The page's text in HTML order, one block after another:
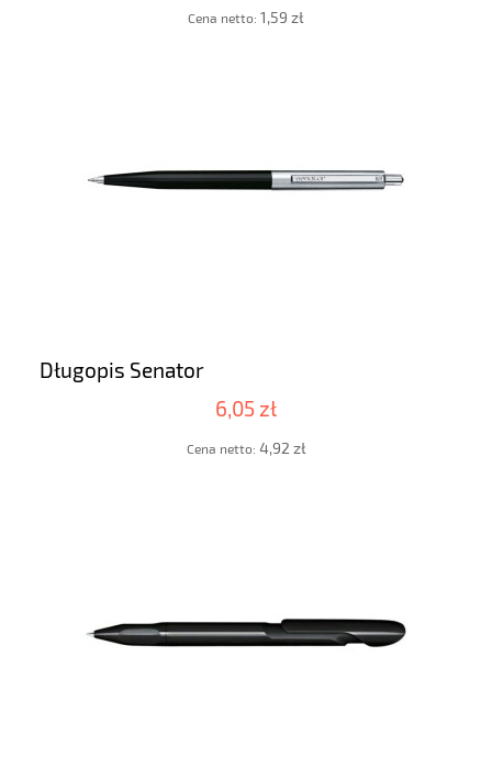
Cena netto: 1,59 zł
Długopis Senator
6,05 zł
Cena netto: 4,92 zł